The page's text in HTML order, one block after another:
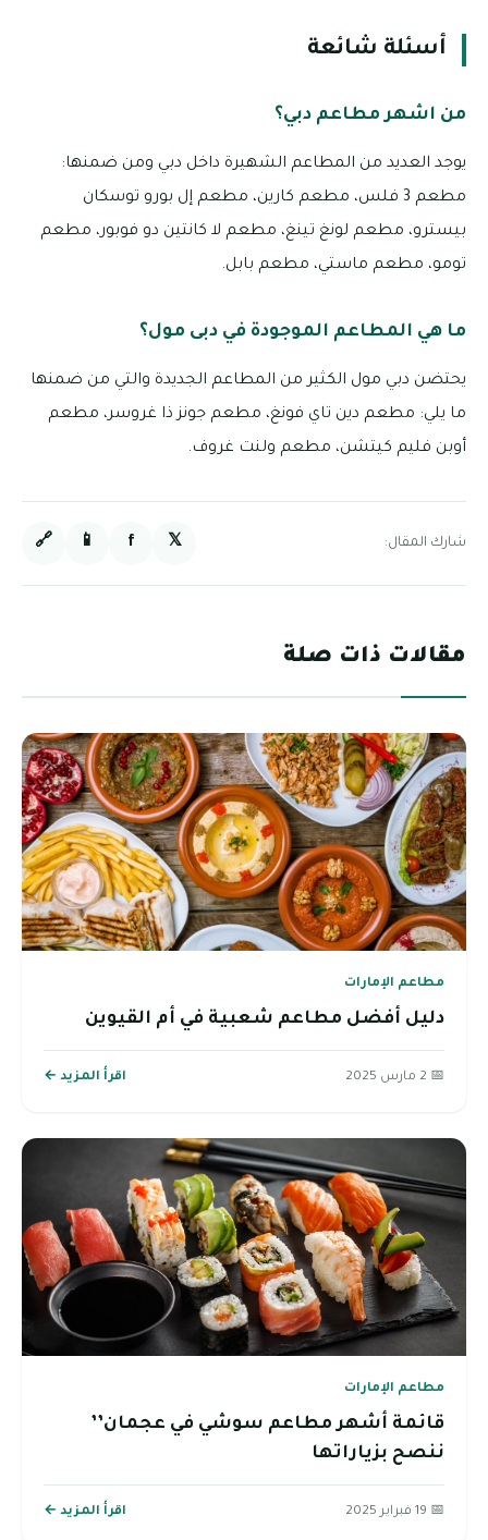
أسئلة شائعة
من اشهر مطاعم دبي؟
يوجد العديد من المطاعم الشهيرة داخل دبي ومن ضمنها:
مطعم 3 فلس، مطعم كارين، مطعم إل بورو توسكان
بيسترو، مطعم لونغ تينغ، مطعم لا كانتين دو فوبور، مطعم
تومو، مطعم ماستي، مطعم بابل.
ما هي المطاعم الموجودة في دبى مول؟
يحتضن دبي مول الكثير من المطاعم الجديدة والتي من ضمنها
ما يلي: مطعم دين تاي فونغ، مطعم جونز ذا غروسر، مطعم
أوبن فليم كيتشن، مطعم ولنت غروف.
شارك المقال: 𝕏
f
📱
🔗
مقالات ذات صلة
مطاعم الإمارات
دليل أفضل مطاعم شعبية في أم القيوين
📅 2 مارس 2025 اقرأ المزيد ←
مطاعم الإمارات
قائمة أشهر مطاعم سوشي في عجمان’’
ننصح بزياراتها
📅 19 فبراير 2025 اقرأ المزيد ←